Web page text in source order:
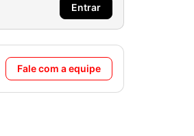
Entrar
Fale com a equipe